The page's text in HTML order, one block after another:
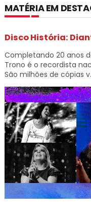
MATÉRIA EM
Disco História:
Completando 20 anos
Trono é o recordista
São milhões de cópias